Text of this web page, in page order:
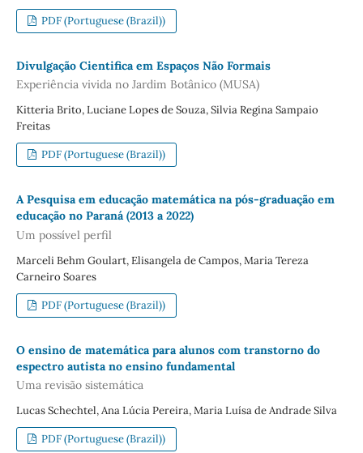
PDF (Portuguese (Brazil))
Divulgação Cientifica em Espaços Não Formais
Experiência vivida no Jardim Botânico (MUSA)
Kitteria Brito, Luciane Lopes de Souza, Silvia Regina Sampaio
Freitas
PDF (Portuguese (Brazil))
A Pesquisa em educação matemática na pós-graduação em
educação no Paraná (2013 a 2022)
Um possível perfil
Marceli Behm Goulart, Elisangela de Campos, Maria Tereza
Carneiro Soares
PDF (Portuguese (Brazil))
O ensino de matemática para alunos com transtorno do
espectro autista no ensino fundamental
Uma revisão sistemática
Lucas Schechtel, Ana Lúcia Pereira, Maria Luísa de Andrade Silva
PDF (Portuguese (Brazil))